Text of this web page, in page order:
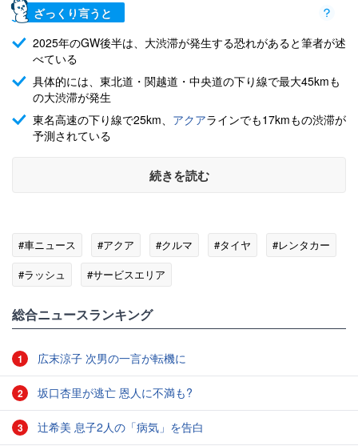
ざっくり言うと
2025年のGW後半は、大渋滞が発生する恐れがあると筆者が述
べている
具体的には、東北道・関越道・中央道の下り線で最大45kmも
の大渋滞が発生
東名高速の下り線で25km、 アクアラインでも17kmもの渋滞が
予測されている
続きを読む
#車ニュース #アクア #クルマ #タイヤ
#レンタカー
#ラッシュ
#サービスエリア
総合ニュースランキング
1 広末涼子 次男の一言が転機に
2 坂口杏里が逃亡 恩人に不満も?
3 辻希美 息子2人の「病気」を告白